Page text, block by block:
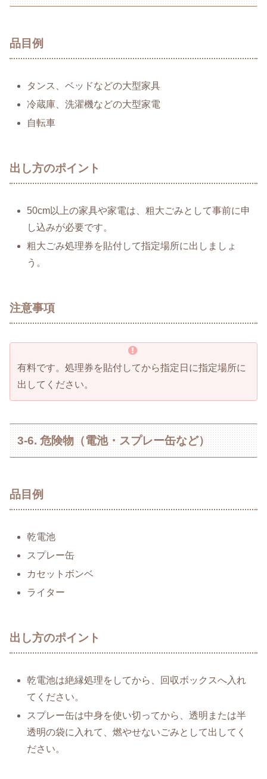
品目例
タンス、ベッドなどの大型家具
冷蔵庫、洗濯機などの大型家電
自転車
出し方のポイント
50cm以上の家具や家電は、粗大ごみとして事前に申
し込みが必要です。
粗大ごみ処理券を貼付して指定場所に出しましょ
う。
注意事項
有料です。処理券を貼付してから指定日に指定場所に
出してください。
3-6. 危険物（電池・スプレー缶など）
品目例
乾電池
スプレー缶
カセットボンベ
ライター
出し方のポイント
乾電池は絶縁処理をしてから、回収ボックスへ入れ
てください。
スプレー缶は中身を使い切ってから、透明または半
透明の袋に入れて、燃やせないごみとして出してく
ださい。